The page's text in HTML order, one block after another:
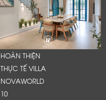
HOÀN THIỆN
THỰC TẾ VILLA
NOVAWORLD
10